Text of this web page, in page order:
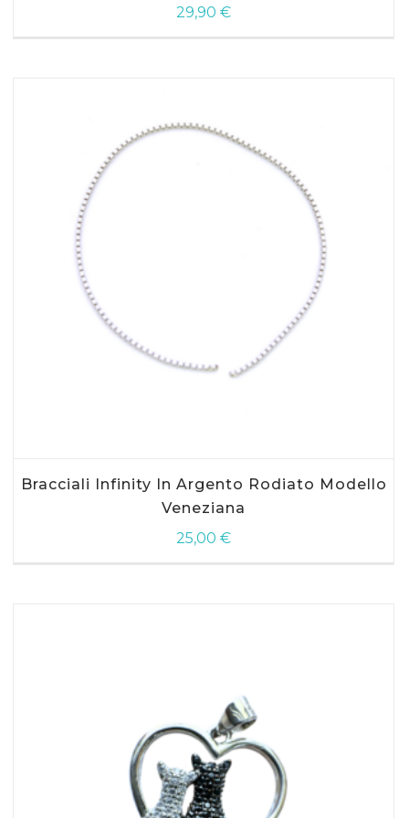
29,90 €
Bracciali Infinity In Argento Rodiato Modello
Veneziana
25,00 €